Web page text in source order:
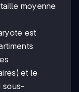
moyenne
est
et le
sous-